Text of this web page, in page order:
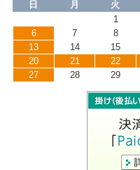
日
月 火
1
6
7 8
13
14 15
20
21 22
27
28 29